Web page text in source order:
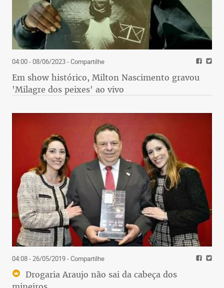
04:00 - 08/06/2023- Compartilhe
Em show histórico, Milton Nascimento gravou
'Milagre dos peixes' ao vivo
04:08 - 26/05/2019- Compartilhe
Drogaria Araujo não sai da cabeça dos